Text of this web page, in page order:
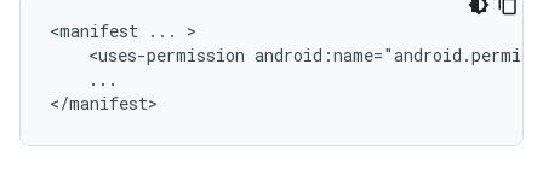
<manifest ...
<uses-permission
...
</manifest>